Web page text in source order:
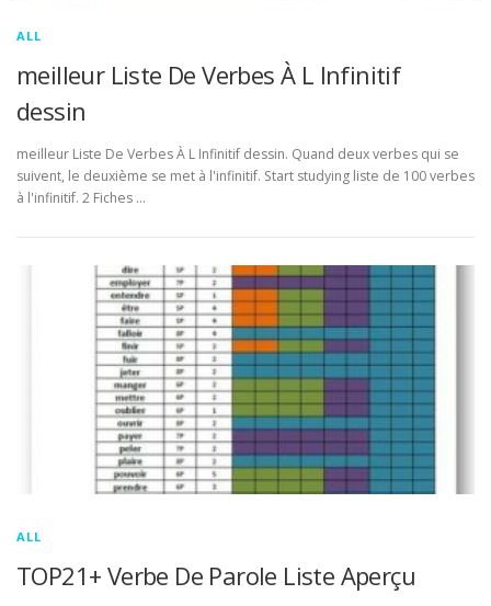
ALL
meilleur Liste De Verbes À L Infinitif
dessin
meilleur Liste De Verbes À L Infinitif dessin. Quand deux verbes qui se
suivent, le deuxième se met à l'infinitif. Start studying liste de 100 verbes
à l'infinitif. 2 Fiches …
ALL
TOP21+ Verbe De Parole Liste Aperçu